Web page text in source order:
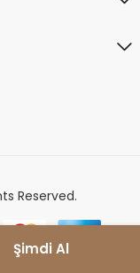
Şimdi Al
Reserved.